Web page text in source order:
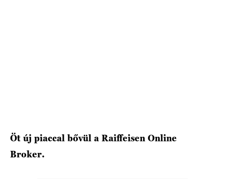
Öt új piaccal bővül a Raiffeisen Online
Broker.